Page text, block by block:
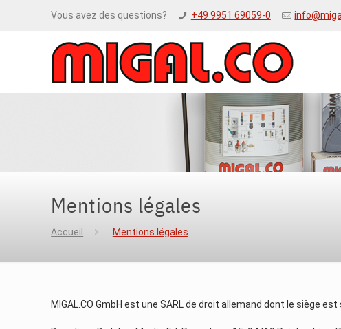
Vous avez des questions? +49 9951 69059-0
Mentions légales
Accueil Mentions légales
MIGAL.CO GmbH est une SARL de droit allemand dont le siège